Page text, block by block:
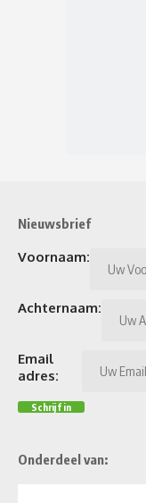
Nieuwsbrief
Voornaam:
Achternaam:
Email
adres:
Onderdeel van: